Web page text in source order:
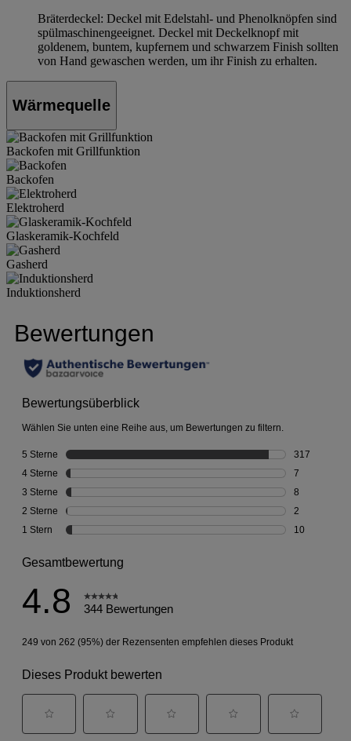
Bräterdeckel: Deckel mit Edelstahl- und Phenolknöpfen sind
spülmaschinengeeignet. Deckel mit Deckelknopf mit
goldenem, buntem, kupfernem und schwarzem Finish sollten
von Hand gewaschen werden, um ihr Finish zu erhalten.
Wärmequelle
Backofen mit Grillfunktion
Backofen
Elektroherd
Glaskeramik-Kochfeld
Gasherd
Induktionsherd